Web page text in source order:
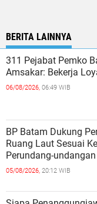
BERITA LAINNYA
311 Pejabat Pemko
Amsakar: Bekerja
06/08/2026, 06:49 WIB
BP Batam Dukung
Ruang Laut Sesuai
Perundang-undangan
05/08/2026, 20:12 WIB